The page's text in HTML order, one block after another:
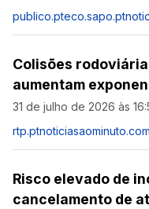
publico.pteco.sapo.pt
Colisões
aumentam
31 de julho de 2026 às
rtp.ptnoticiasaominuto.com
Risco elevado de
cancelamento de